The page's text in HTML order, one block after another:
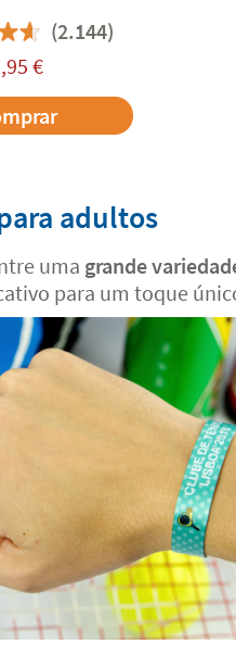
(2.144)
€
adultos
uma grande
para um toque